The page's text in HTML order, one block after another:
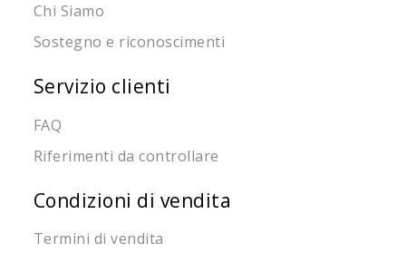
Chi Siamo
Sostegno e riconoscimenti
Servizio clienti
FAQ
Riferimenti da controllare
Condizioni di vendita
Termini di vendita